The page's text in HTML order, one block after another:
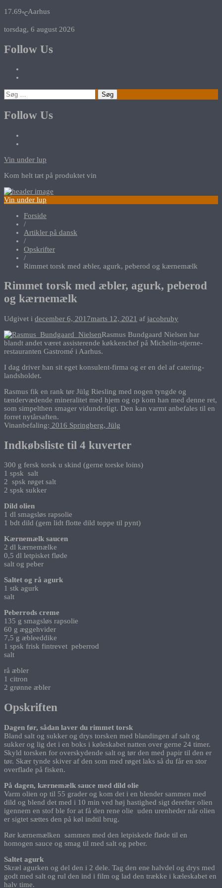
17.69℃Aarhus
torsdag, 6 august 2026
Follow Us
Søg
efter:
Follow Us
Vin under lup
Kom helt tæt på produktet vin
Vin under lup
Forside
/
Artikler på dansk
/
Opskrifter
/
Rimmet torsk med æbler, agurk, peberod og kærnemælk
Rimmet torsk med æbler, agurk, peberod
og kærnemælk
Udgivet i december 6, 2017marts 12, 2021 af jacobruby
Rasmus Bundgaard Nielsen har
blandt andet været assisterende køkkenchef på Michelin-stjerne-
restauranten Gastromé i Aarhus.
I dag driver han sit eget konsulent-firma og er en del af catering-
landsholdet.
Rasmus fik en rank tør Jülg Riesling med nogen tyngde og
tændervædende mineralitet med hjem og op kom han med denne ret,
som simpelthen smager vidunderligt. Den kan varmt anbefales til en
forret nytårsaften.
Vinanbefaling: 2016 Springberg, Jülg
Indkøbsliste til 4 kuverter
300 g fersk torsk u skind (gerne torske loins)
1 spsk salt
2 spsk røget salt
2 spsk sukker
Dild olien
1 dl smagsløs rapsolie
1 bdt dild (gem lidt flotte dild toppe til pynt)
Kærnemælk saucen
2 dl kærnemælke
0,5 dl letpisket fløde
salt og peber
Saltet og rå agurk
1 stk agurk
salt
Peberrods creme
135 g smagsløs rapsolie
60 g æggehvider
7,5 g æbleeddike
1 spsk frisk fintrevet peberrod
salt
rå æbler
1 citron
2 grønne æbler
Opskriften
Dagen før, sådan laver du rimmet torsk
Bland salt og sukker og drys torsken med blandingen af salt og
sukker og lig det i en boks i køleskabet natten over gerne 24 timer.
Skyld torsken for overskydende salt og tør den med papir til den er
tør. Skær tynde skiver af den som med røget laks så du får en stor
overflade på fisken.
På dagen, kærnemælk sauce med dild olie
Varm olien op til 55 grader og kom det i en blender sammen med
dild og blend det med i 10 min ved høj hastighed sigt derefter olien
igennem en stof ble for at få den rene olie uden urenheder når olien
er sigtet sættes den på køl indtil brug.
Rør kærnemælken sammen med den letpiskede fløde til en
homogen sauce og smag til med salt og peber.
Saltet agurk
Skræl agurken og del den i 2 dele. Tag den ene halvdel og drys med
godt med salt og rul den ind i film og lad den trække i kæleskabet en
halv time.